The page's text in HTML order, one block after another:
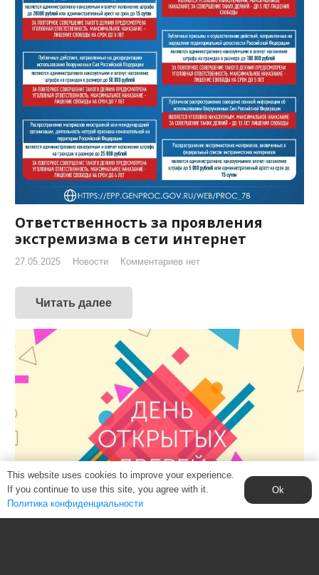
Ответственность за проявления
экстремизма в сети интернет
27.05.2025 Новости Комментариев нет
Читать далее
This website uses cookies to improve your experience.
If you continue to use this site, you agree with it.
Политика конфиденциальности
Ok